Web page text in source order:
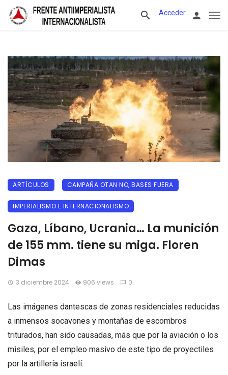
Acceder
ARTÍCULOS CAMPAÑA OTAN NO, BASES FUERA
IMPERIALISMO E INTERNACIONALISMO
Gaza, Líbano, Ucrania… La munición
de 155 mm. tiene su miga. Floren
Dimas
3 diciembre 2024 906 views 0
Las imágenes dantescas de zonas residenciales reducidas
a inmensos socavones y montañas de escombros
triturados, han sido causadas, más que por la aviación o los
misiles, por el empleo masivo de este tipo de proyectiles
por la artillería israelí.